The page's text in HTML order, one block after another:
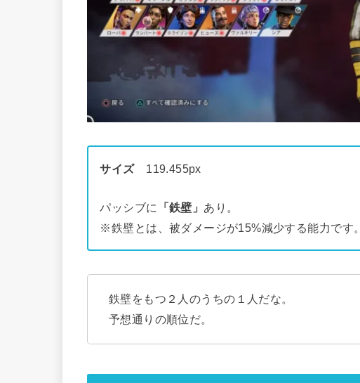
サイズ119.455px
パッシブに 「鉄壁」 あり。
※鉄壁とは、被ダメージが15%減少する能力です。
鉄壁をもつ２人のうちの１人だな。
予想通りの順位だ。